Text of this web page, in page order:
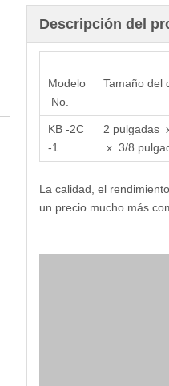
Descripción del
Modelo
No.
Tamaño del
KB -2C
-1
2 pulgadas
x 3/8
La calidad, el
un precio mucho más